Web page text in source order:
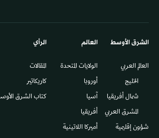
الشرق الأوسط​
العالم العربي
الخليج
شمال أفريقيا
المشرق العربي
شؤون إقليمية
العالم
الولايات المتحدة
أوروبا
آسيا
أفريقيا
أميركا اللاتينية
الرأي
المقالات
كاريكاتير
كتاب الشرق